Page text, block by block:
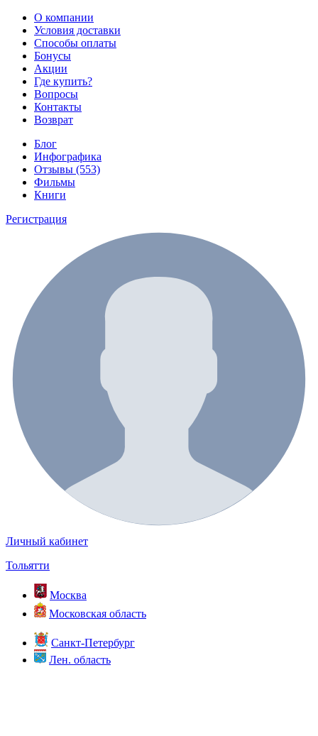
О компании
Условия доставки
Способы оплаты
Бонусы
Акции
Где купить?
Вопросы
Контакты
Возврат
Блог
Инфографика
Отзывы (553)
Фильмы
Книги
Регистрация
Личный кабинет
Тольятти
Москва
Московская область
Санкт-Петербург
Лен. область